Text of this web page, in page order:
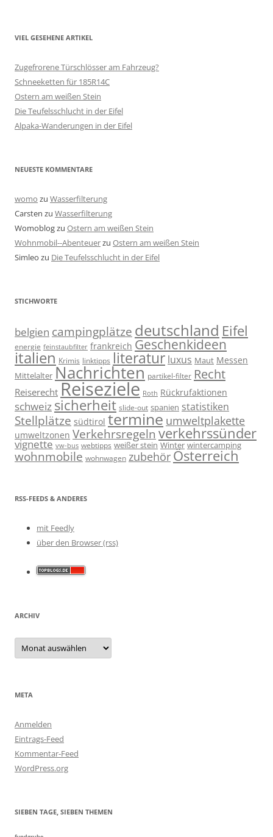
VIEL GESEHENE ARTIKEL
Zugefrorene Türschlösser am Fahrzeug?
Schneeketten für 185R14C
Ostern am weißen Stein
Die Teufelsschlucht in der Eifel
Alpaka-Wanderungen in der Eifel
NEUESTE KOMMENTARE
womo zu Wasserfilterung
Carsten zu Wasserfilterung
Womoblogzu Ostern am weißen Stein
Wohnmobil--Abenteuerzu Ostern am weißen Stein
Simleo zu Die Teufelsschlucht in der Eifel
STICHWORTE
belgien campingplätze deutschland Eifel
energie feinstaubfilter frankreich Geschenkideen
italien Krimis linktipps literatur luxus Maut Messen
Mittelalter Nachrichten partikel-filter Recht
Reiserecht Reiseziele Roth Rückrufaktionen
schweiz sicherheit slide-out spanien statistiken
Stellplätze südtirol termine umweltplakette
umweltzonen Verkehrsregeln verkehrssünder
vignette vw-bus webtipps weißer stein Winter wintercamping
wohnmobile wohnwagen zubehör Österreich
RSS-FEEDS & ANDERES
mit Feedly
über den Browser (rss)
ARCHIV
Archiv
META
Anmelden
Eintrags-Feed
Kommentar-Feed
WordPress.org
SIEBEN TAGE, SIEBEN THEMEN